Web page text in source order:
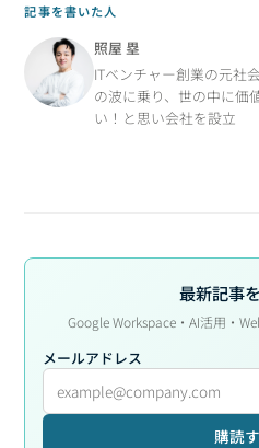
記事を書いた人
照屋 塁
ITベンチャー創業の元社
の波に乗り、世の中に価
い！と思い会社を設立
最新記事
Google Workspace・AI活用・
メールアドレス
購読